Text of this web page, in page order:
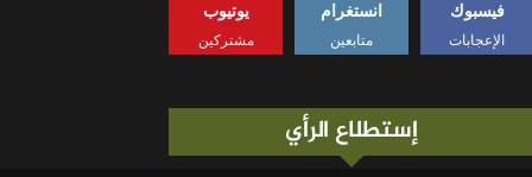
فيسبوك
الإعجابات
انستغرام
متابعين
يوتيوب
مشتركين
إستطلاع الرأي